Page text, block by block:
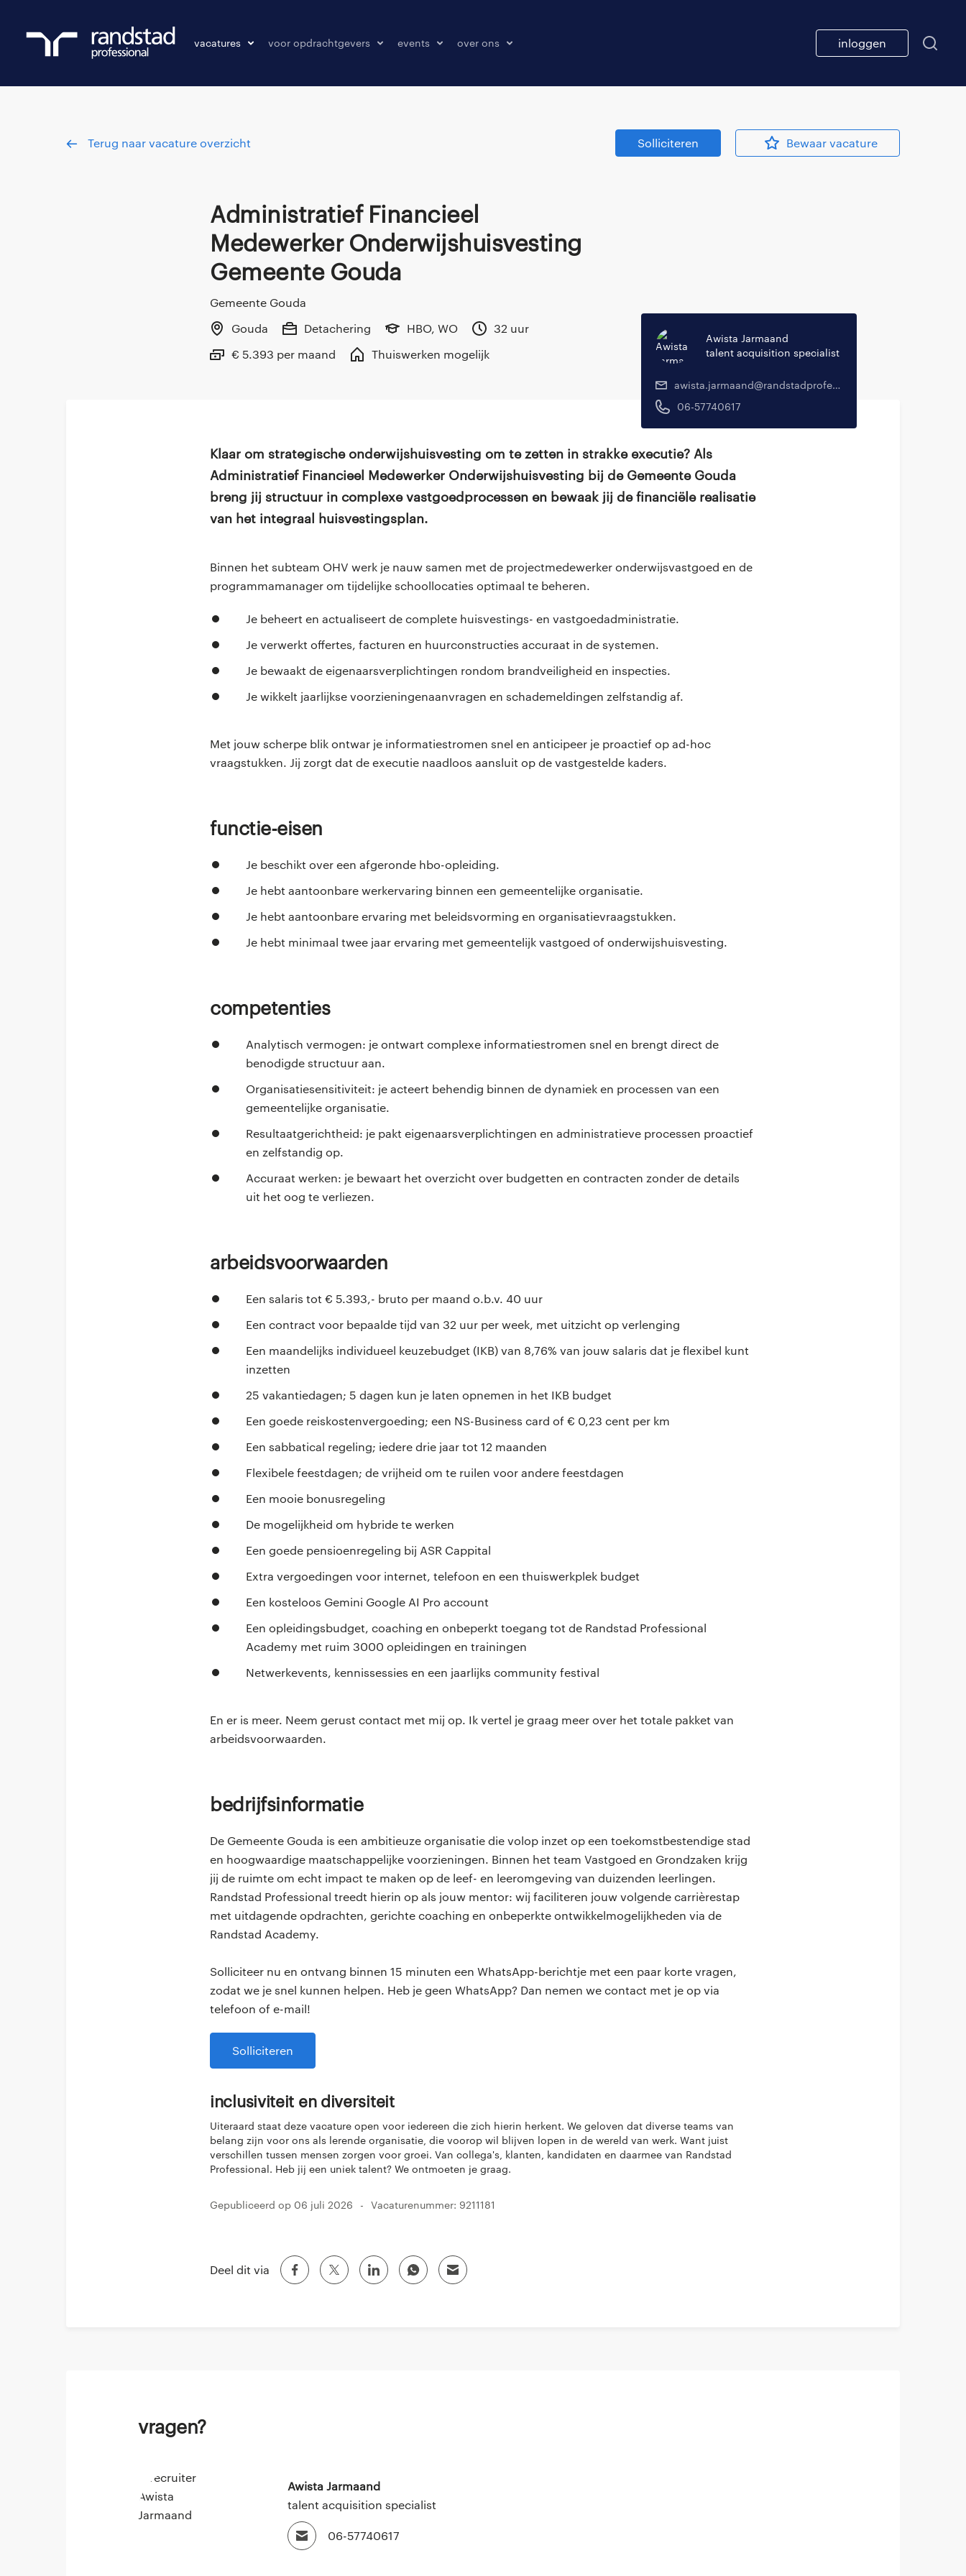
vacatures voor opdrachtgevers events over ons inloggen
Terug naar vacature overzicht Solliciteren Bewaar vacature
Administratief Financieel
Medewerker Onderwijshuisvesting
Gemeente Gouda
Gemeente Gouda
Gouda
Detachering HBO, WO
32 uur
€ 5.393 per maand
Thuiswerken mogelijk
Awista Jarmaand
talent acquisition specialist
awista.jarmaand@randstadprofessional.nl
06-57740617
Klaar om strategische onderwijshuisvesting om te zetten in strakke executie? Als
Administratief Financieel Medewerker Onderwijshuisvesting bij de Gemeente Gouda
breng jij structuur in complexe vastgoedprocessen en bewaak jij de financiële realisatie
van het integraal huisvestingsplan.
Binnen het subteam OHV werk je nauw samen met de projectmedewerker onderwijsvastgoed en de
programmamanager om tijdelijke schoollocaties optimaal te beheren.
Je beheert en actualiseert de complete huisvestings- en vastgoedadministratie.
Je verwerkt offertes, facturen en huurconstructies accuraat in de systemen.
Je bewaakt de eigenaarsverplichtingen rondom brandveiligheid en inspecties.
Je wikkelt jaarlijkse voorzieningenaanvragen en schademeldingen zelfstandig af.
Met jouw scherpe blik ontwar je informatiestromen snel en anticipeer je proactief op ad-hoc
vraagstukken. Jij zorgt dat de executie naadloos aansluit op de vastgestelde kaders.
Functie-eisen
Je beschikt over een afgeronde hbo-opleiding.
Je hebt aantoonbare werkervaring binnen een gemeentelijke organisatie.
Je hebt aantoonbare ervaring met beleidsvorming en organisatievraagstukken.
Je hebt minimaal twee jaar ervaring met gemeentelijk vastgoed of onderwijshuisvesting.
Competenties
Analytisch vermogen: je ontwart complexe informatiestromen snel en brengt direct de
benodigde structuur aan.
Organisatiesensitiviteit: je acteert behendig binnen de dynamiek en processen van een
gemeentelijke organisatie.
Resultaatgerichtheid: je pakt eigenaarsverplichtingen en administratieve processen proactief
en zelfstandig op.
Accuraat werken: je bewaart het overzicht over budgetten en contracten zonder de details
uit het oog te verliezen.
Arbeidsvoorwaarden
Een salaris tot € 5.393,- bruto per maand o.b.v. 40 uur
Een contract voor bepaalde tijd van 32 uur per week, met uitzicht op verlenging
Een maandelijks individueel keuzebudget (IKB) van 8,76% van jouw salaris dat je flexibel kunt
inzetten
25 vakantiedagen; 5 dagen kun je laten opnemen in het IKB budget
Een goede reiskostenvergoeding; een NS-Business card of € 0,23 cent per km
Een sabbatical regeling; iedere drie jaar tot 12 maanden
Flexibele feestdagen; de vrijheid om te ruilen voor andere feestdagen
Een mooie bonusregeling
De mogelijkheid om hybride te werken
Een goede pensioenregeling bij ASR Cappital
Extra vergoedingen voor internet, telefoon en een thuiswerkplek budget
Een kosteloos Gemini Google AI Pro account
Een opleidingsbudget, coaching en onbeperkt toegang tot de Randstad Professional
Academy met ruim 3000 opleidingen en trainingen
Netwerkevents, kennissessies en een jaarlijks community festival
En er is meer. Neem gerust contact met mij op. Ik vertel je graag meer over het totale pakket van
arbeidsvoorwaarden.
Bedrijfsinformatie
De Gemeente Gouda is een ambitieuze organisatie die volop inzet op een toekomstbestendige stad
en hoogwaardige maatschappelijke voorzieningen. Binnen het team Vastgoed en Grondzaken krijg
jij de ruimte om echt impact te maken op de leef- en leeromgeving van duizenden leerlingen.
Randstad Professional treedt hierin op als jouw mentor: wij faciliteren jouw volgende carrièrestap
met uitdagende opdrachten, gerichte coaching en onbeperkte ontwikkelmogelijkheden via de
Randstad Academy.
Solliciteer nu en ontvang binnen 15 minuten een WhatsApp-berichtje met een paar korte vragen,
zodat we je snel kunnen helpen. Heb je geen WhatsApp? Dan nemen we contact met je op via
telefoon of e-mail!
Solliciteren
Inclusiviteit en diversiteit
Uiteraard staat deze vacature open voor iedereen die zich hierin herkent. We geloven dat diverse teams van
belang zijn voor ons als lerende organisatie, die voorop wil blijven lopen in de wereld van werk. Want juist
verschillen tussen mensen zorgen voor groei. Van collega's, klanten, kandidaten en daarmee van Randstad
Professional. Heb jij een uniek talent? We ontmoeten je graag.
Gepubliceerd op 06 juli 2026 Vacaturenummer: 9211181
Deel dit via
Vragen?
Awista Jarmaand
talent acquisition specialist
06-57740617